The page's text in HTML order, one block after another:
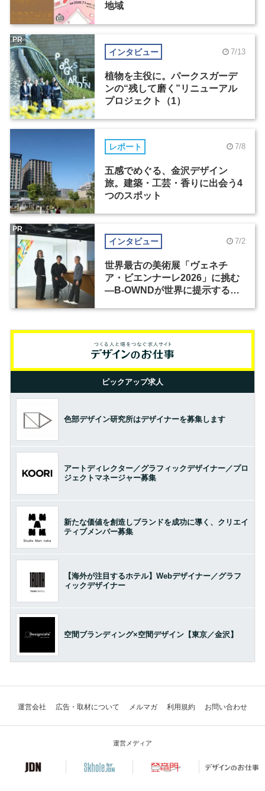
地域
インタビュー 7/13
植物を主役に。パークスガーデ
ンの“残して磨く”リニューアル
プロジェクト（1）
PR
レポート 7/8
五感でめぐる、金沢デザイン
旅。建築・工芸・香りに出会う4
つのスポット
インタビュー 7/2
世界最古の美術展「ヴェネチ
ア・ビエンナーレ2026」に挑む
―B-OWNDが世界に提示する美
PR
ピックアップ求人
色部デザイン研究所はデザイナーを募集します
アートディレクター／グラフィックデザイナー／プロ
ジェクトマネージャー募集
新たな価値を創造しブランドを成功に導く、クリエイ
ティブメンバー募集
【海外が注目するホテル】Webデザイナー／グラフ
ィックデザイナー
空間ブランディング×空間デザイン【東京／金沢】
運営会社 広告・取材について メルマガ 利用規約 お問い合わせ
運営メディア